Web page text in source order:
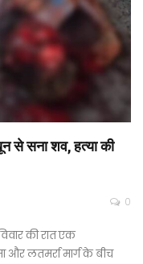
से सना शव, हत्या की
0
की रात एक
लतमर्रा मार्ग के बीच